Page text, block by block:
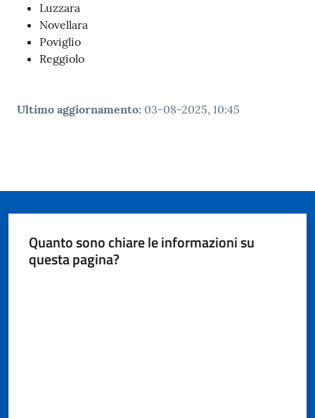
Luzzara
Novellara
Poviglio
Reggiolo
Ultimo aggiornamento: 03-08-2025, 10:45
Quanto sono chiare le informazioni su
questa pagina?